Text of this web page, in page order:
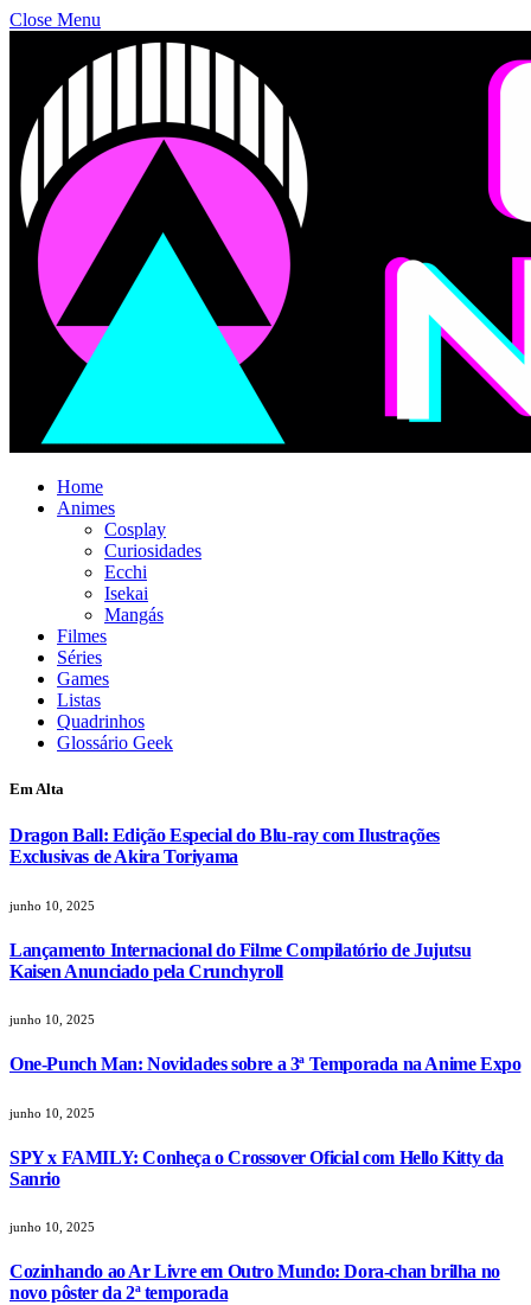
Close Menu
Home
Animes
Cosplay
Curiosidades
Ecchi
Isekai
Mangás
Filmes
Séries
Games
Listas
Quadrinhos
Glossário Geek
Em Alta
Dragon Ball: Edição Especial do Blu-ray com Ilustrações
Exclusivas de Akira Toriyama
junho 10, 2025
Lançamento Internacional do Filme Compilatório de Jujutsu
Kaisen Anunciado pela Crunchyroll
junho 10, 2025
One-Punch Man: Novidades sobre a 3ª Temporada na Anime Expo
junho 10, 2025
SPY x FAMILY: Conheça o Crossover Oficial com Hello Kitty da
Sanrio
junho 10, 2025
Cozinhando ao Ar Livre em Outro Mundo: Dora-chan brilha no
novo pôster da 2ª temporada